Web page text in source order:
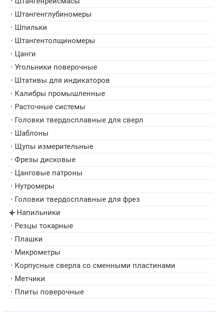
• Штангенглубиномеры
• Шпильки
• Штангентолщиномеры
• Цанги
• Угольники поверочные
• Штативы для индикаторов
• Калибры промышленные
• Расточные системы
• Головки твердосплавные для сверл
• Шаблоны
• Щупы измерительные
• Фрезы дисковые
• Цанговые патроны
• Нутромеры
• Головки твердосплавные для фрез
▸ Напильники
• Резцы токарные
• Плашки
• Микрометры
• Корпусные сверла со сменными пластинами
• Метчики
• Плиты поверочные